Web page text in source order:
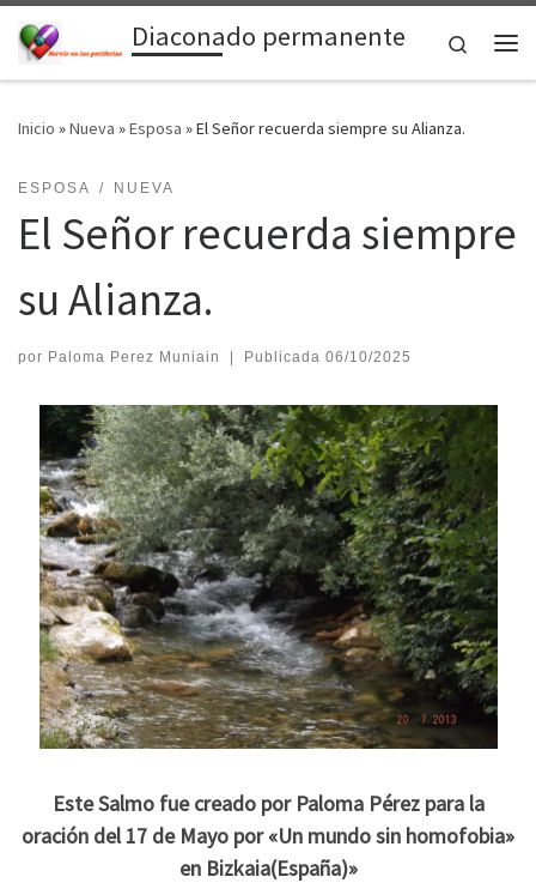
Saltar al contenidoDiaconado permanente
Search
Inicio »Nueva »Esposa »El Señor recuerda siempre su Alianza.
ESPOSA NUEVA
El Señor recuerda siempre
su Alianza.
por Paloma Perez Muniain | Publicada 06/10/2025
Este Salmo fue creado por Paloma Pérez para la
oración del 17 de Mayo por «Un mundo sin homofobia»
en Bizkaia(España)»